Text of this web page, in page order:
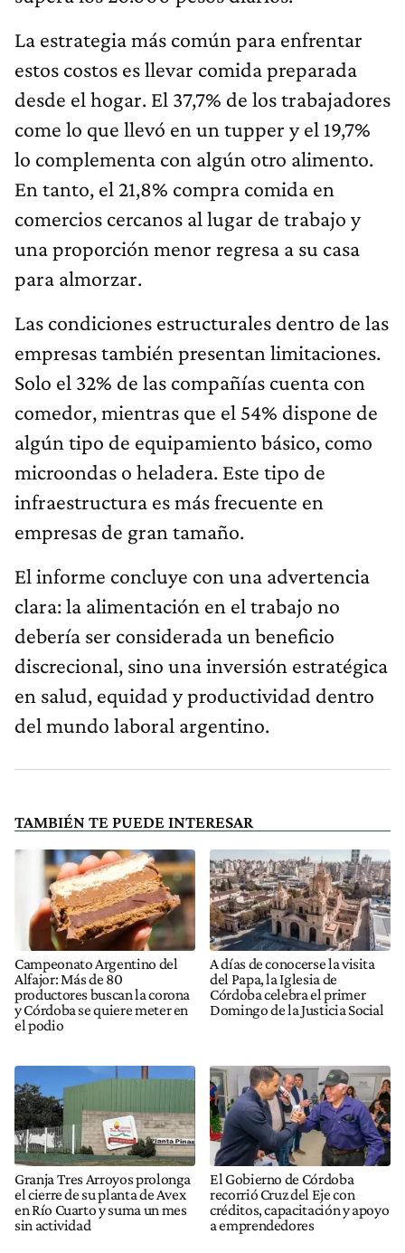
La estrategia más común para enfrentar
estos costos es llevar comida preparada
desde el hogar. El 37,7% de los trabajadores
come lo que llevó en un tupper y el 19,7%
lo complementa con algún otro alimento.
En tanto, el 21,8% compra comida en
comercios cercanos al lugar de trabajo y
una proporción menor regresa a su casa
para almorzar.
Las condiciones estructurales dentro de las
empresas también presentan limitaciones.
Solo el 32% de las compañías cuenta con
comedor, mientras que el 54% dispone de
algún tipo de equipamiento básico, como
microondas o heladera. Este tipo de
infraestructura es más frecuente en
empresas de gran tamaño.
El informe concluye con una advertencia
clara: la alimentación en el trabajo no
debería ser considerada un beneficio
discrecional, sino una inversión estratégica
en salud, equidad y productividad dentro
del mundo laboral argentino.
TAMBIÉN TE PUEDE INTERESAR
Campeonato Argentino del
Alfajor: Más de 80
productores buscan la corona
y Córdoba se quiere meter en
el podio
A días de conocerse la visita
del Papa, la Iglesia de
Córdoba celebra el primer
Domingo de la Justicia Social
Granja Tres Arroyos prolonga
el cierre de su planta de Avex
en Río Cuarto y suma un mes
sin actividad
El Gobierno de Córdoba
recorrió Cruz del Eje con
créditos, capacitación y apoyo
a emprendedores